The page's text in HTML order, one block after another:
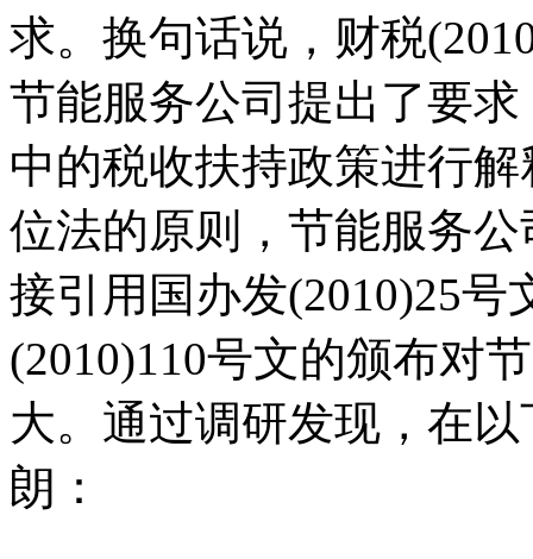
求。换句话说，财税
节能服务公司提出了要
中的税收扶持政策进行
位法的原则，节能服务
接引用国办发(2010)25
(2010)110号文的颁布对
大。通过调研发现，在
朗：